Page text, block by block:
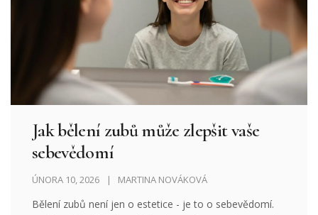
Jak bělení zubů může zlepšit vaše
sebevědomí
ÚNORA 10, 2026 MARTINA NOVÁKOVÁ
Bělení zubů není jen o estetice - je to o sebevědomí.